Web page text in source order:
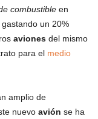
combustible en
, gastando un 20%
aviones del mismo
para el medio
amplio de
nuevo avión se ha